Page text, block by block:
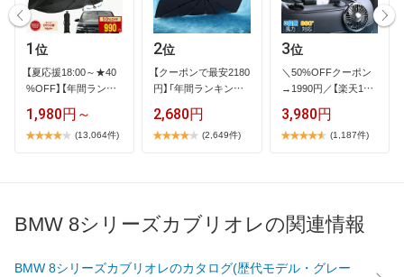
1 位
【​夏​応​援​1​8​:​0​0​～​★​4​0​
%​O​F​F​】​【​年​間​ラ​ン​キ​
1,980円～
(13,064件)
2位
【​ク​ー​ポ​ン​で​最​安​2​1​8​0​
円​】​「​年​間​ラ​ン​キ​ン​…
2,680円
(2,649件)
3位
＼​5​0​%​O​F​F​ク​ー​ポ​ン​
→​1​9​9​0​円​／​【​楽​天​1​位​
3,980円
(1,187件)
BMW 8シリーズカブリオレの関連情報
BMW 8シリーズカブリオレのカタログ(歴代モデル・グレー